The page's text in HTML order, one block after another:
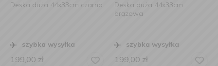
Deska duża 44x33cm czarna
szybka wysyłka
199,00 zł
Deska duża 44x33cm
brązowa
szybka wysyłka
199,00 zł